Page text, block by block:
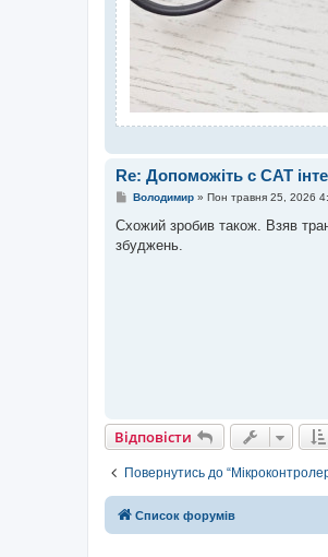
Re: Допоможіть с САТ
П
в
д
Володимир» Пон травня 25, 2026
Схожий зробив також. Взяв
збуджень.
Відповісти
Повернутись до
Список форумів